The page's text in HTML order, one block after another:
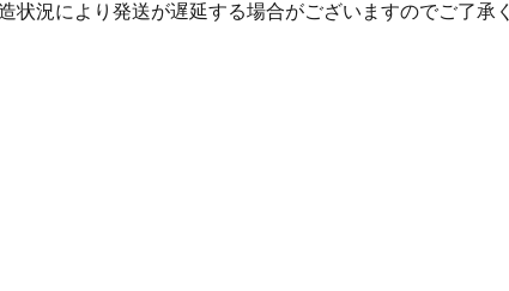
状況により発送が遅延する場合がございますのでご了承く